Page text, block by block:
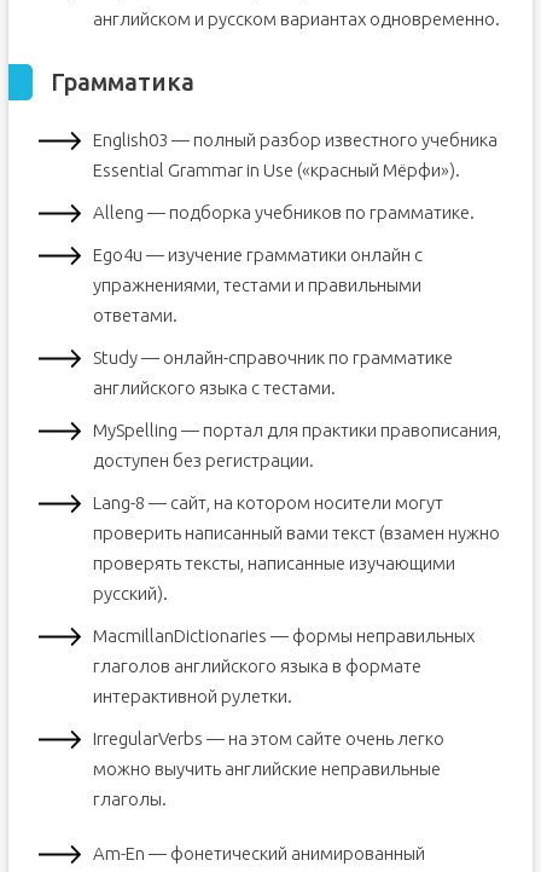
английском и русском вариантах одновременно.
Грамматика
English03 — полный разбор известного учебника
Essential Grammar in Use («красный Мёрфи»).
Alleng — подборка учебников по грамматике.
Ego4u — изучение грамматики онлайн с
упражнениями, тестами и правильными
ответами.
Study — онлайн-справочник по грамматике
английского языка с тестами.
MySpelling — портал для практики правописания,
доступен без регистрации.
Lang-8 — сайт, на котором носители могут
проверить написанный вами текст (взамен нужно
проверять тексты, написанные изучающими
русский).
MacmillanDictionaries — формы неправильных
глаголов английского языка в формате
интерактивной рулетки.
IrregularVerbs — на этом сайте очень легко
можно выучить английские неправильные
глаголы.
Am-En — фонетический анимированный